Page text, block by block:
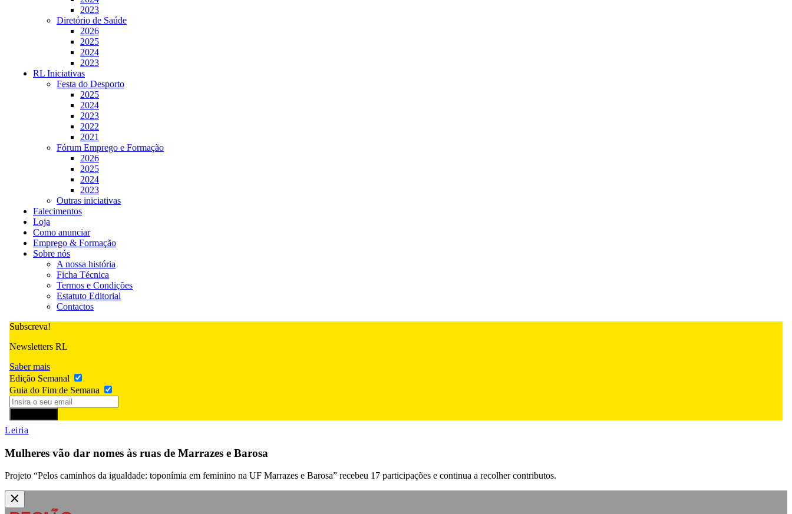
2023
Diretório de Saúde
2026
2025
2024
2023
RL Iniciativas
Festa do Desporto
2025
2024
2023
2022
2021
Fórum Emprego e Formação
2026
2025
2024
2023
Outras iniciativas
Falecimentos
Loja
Como anunciar
Emprego & Formação
Sobre nós
A nossa história
Ficha Técnica
Termos e Condições
Estatuto Editorial
Contactos
Subscreva!
Newsletters RL
Saber mais
Edição Semanal
Guia do Fim de Semana
Leiria
Mulheres vão dar nomes às ruas de Marrazes e Barosa
Projeto “Pelos caminhos da igualdade: toponímia em feminino na UF Marrazes e Barosa” recebeu 17 participações e continua a recolher contributos.